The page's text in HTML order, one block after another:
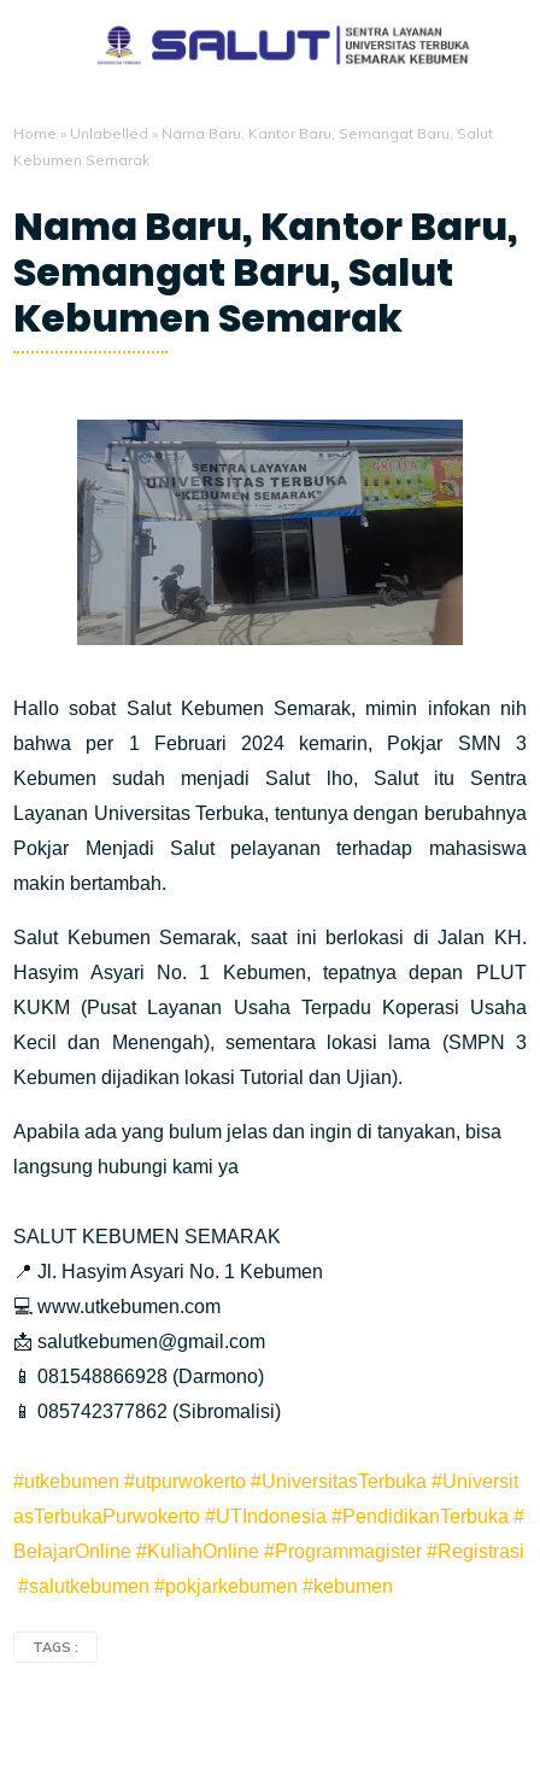
Home » Unlabelled » Nama Baru, Kantor Baru, Semangat Baru, Salut
Kebumen Semarak
Nama Baru, Kantor Baru,
Semangat Baru, Salut
Kebumen Semarak
Hallo sobat Salut Kebumen Semarak, mimin infokan nih
bahwa per 1 Februari 2024 kemarin, Pokjar SMN 3
Kebumen sudah menjadi Salut lho, Salut itu Sentra
Layanan Universitas Terbuka, tentunya dengan berubahnya
Pokjar Menjadi Salut pelayanan terhadap mahasiswa
makin bertambah.
Salut Kebumen Semarak, saat ini berlokasi di Jalan KH.
Hasyim Asyari No. 1 Kebumen, tepatnya depan PLUT
KUKM (Pusat Layanan Usaha Terpadu Koperasi Usaha
Kecil dan Menengah), sementara lokasi lama (SMPN 3
Kebumen dijadikan lokasi Tutorial dan Ujian).
Apabila ada yang bulum jelas dan ingin di tanyakan, bisa
langsung hubungi kami ya
SALUT KEBUMEN SEMARAK
📍 Jl. Hasyim Asyari No. 1 Kebumen
💻 www.utkebumen.com
📩 salutkebumen@gmail.com
📱 081548866928 (Darmono)
📱 085742377862 (Sibromalisi)
#utkebumen #utpurwokerto #UniversitasTerbuka #Universit
asTerbukaPurwokerto #UTIndonesia #PendidikanTerbuka #
BelajarOnline #KuliahOnline #Programmagister #Registrasi
#salutkebumen #pokjarkebumen #kebumen
TAGS :